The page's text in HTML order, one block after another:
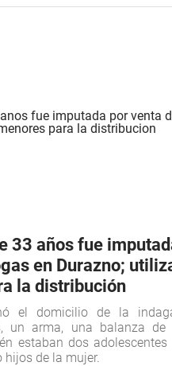
33 años fue
en Durazno;
la distribución
el domicilio de la
un arma, una balanza de
estaban dos
hijos de la mujer.